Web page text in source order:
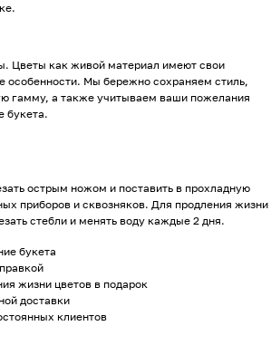
Цветы как живой материал имеют свои
особенности. Мы бережно сохраняем стиль,
гамму, а также учитываем ваши пожелания
букета.
острым ножом и поставить в прохладную
приборов и сквозняков. Для продления жизни
стебли и менять воду каждые 2 дня.
букета
жизни цветов в подарок
доставки
клиентов